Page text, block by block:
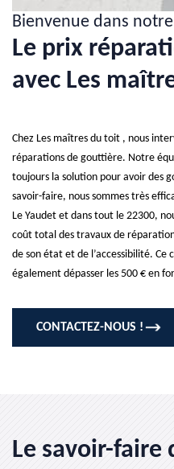
Bienvenue dans
Le prix
avec Les
Chez Les maîtres du toit , nous
réparations de gouttière. Notre
toujours la solution pour avoir des
savoir-faire, nous sommes très
Le Yaudet et dans tout le 22300,
coût total des travaux de
de son état et de l’accessibilité.
également dépasser les 500 € en
CONTACTEZ-NOUS !
Le savoir-faire